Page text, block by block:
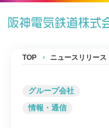
TOP ニュースリリース
グループ会社
情報・通信